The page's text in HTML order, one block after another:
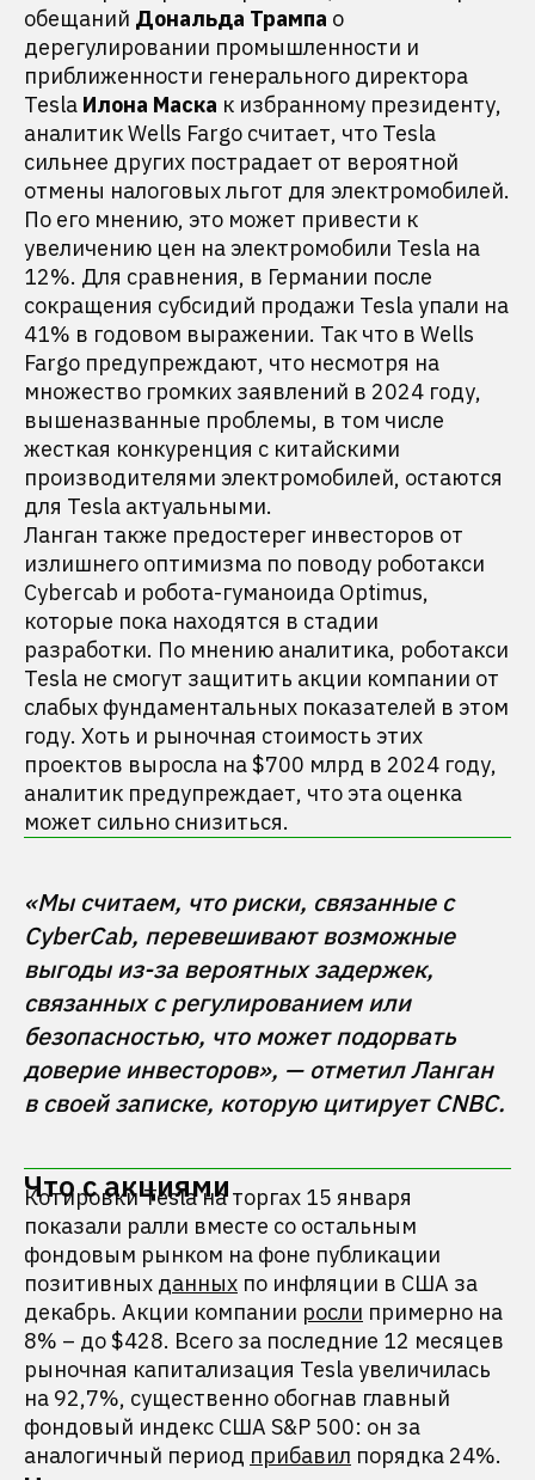
обещаний Дональда Трампа о
дерегулировании промышленности и
приближенности генерального директора
Tesla Илона Маска к избранному президенту,
аналитик Wells Fargo считает, что Tesla
сильнее других пострадает от вероятной
отмены налоговых льгот для электромобилей.
По его мнению, это может привести к
увеличению цен на электромобили Tesla на
12%. Для сравнения, в Германии после
сокращения субсидий продажи Tesla упали на
41% в годовом выражении. Так что в Wells
Fargo предупреждают, что несмотря на
множество громких заявлений в 2024 году,
вышеназванные проблемы, в том числе
жесткая конкуренция с китайскими
производителями электромобилей, остаются
для Tesla актуальными.
Ланган также предостерег инвесторов от
излишнего оптимизма по поводу роботакси
Cybercab и робота-гуманоида Optimus,
которые пока находятся в стадии
разработки. По мнению аналитика, роботакси
Tesla не смогут защитить акции компании от
слабых фундаментальных показателей в этом
году. Хоть и рыночная стоимость этих
проектов выросла на $700 млрд в 2024 году,
аналитик предупреждает, что эта оценка
может сильно снизиться.
«Мы считаем, что риски, связанные с
CyberCab, перевешивают возможные
выгоды из-за вероятных задержек,
связанных с регулированием или
безопасностью, что может подорвать
доверие инвесторов», — отметил Ланган
Что с акциями
Котировки Tesla на торгах 15 января
показали ралли вместе со остальным
фондовым рынком на фоне публикации
позитивных данных по инфляции в США за
декабрь. Акции компании росли примерно на
8% – до $428. Всего за последние 12 месяцев
рыночная капитализация Tesla увеличилась
на 92,7%, существенно обогнав главный
фондовый индекс США S&P 500: он за
аналогичный период прибавил порядка 24%.